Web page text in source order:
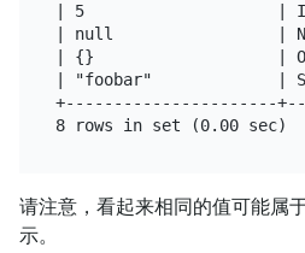
| 5                    |
| null                 |
| {}                   |
| "foobar"             |
+----------------------
请注意，看起来相同的值可能属
示。